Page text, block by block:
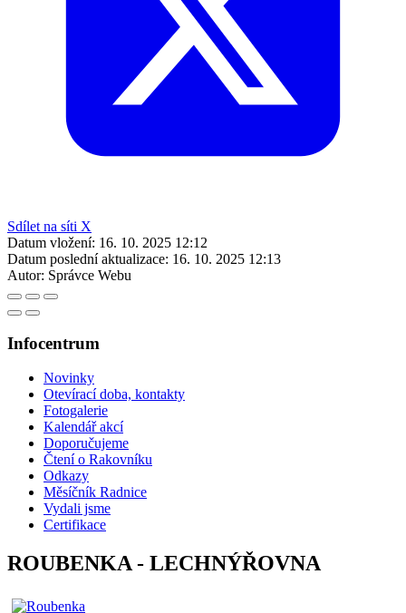
Sdílet na síti X
Datum vložení: 16. 10. 2025 12:12
Datum poslední aktualizace: 16. 10. 2025 12:13
Autor: Správce Webu
Infocentrum
Novinky
Otevírací doba, kontakty
Fotogalerie
Kalendář akcí
Doporučujeme
Čtení o Rakovníku
Odkazy
Měsíčník Radnice
Vydali jsme
Certifikace
ROUBENKA - LECHNÝŘOVNA